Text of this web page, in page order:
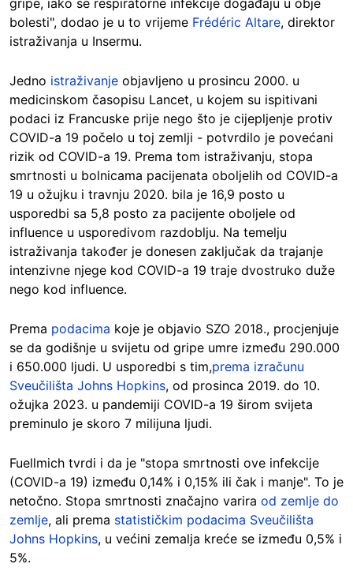
gripe, iako se respiratorne infekcije događaju u obje
bolesti", dodao je u to vrijeme Frédéric Altare, direktor
istraživanja u Insermu.
Jedno istraživanje objavljeno u prosincu 2000. u
medicinskom časopisu Lancet, u kojem su ispitivani
podaci iz Francuske prije nego što je cijepljenje protiv
COVID-a 19 počelo u toj zemlji - potvrdilo je povećani
rizik od COVID-a 19. Prema tom istraživanju, stopa
smrtnosti u bolnicama pacijenata oboljelih od COVID-a
19 u ožujku i travnju 2020. bila je 16,9 posto u
usporedbi sa 5,8 posto za pacijente oboljele od
influence u usporedivom razdoblju. Na temelju
istraživanja također je donesen zaključak da trajanje
intenzivne njege kod COVID-a 19 traje dvostruko duže
nego kod influence.
Prema podacima koje je objavio SZO 2018., procjenjuje
se da godišnje u svijetu od gripe umre između 290.000
i 650.000 ljudi. U usporedbi s tim,prema izračunu
Sveučilišta Johns Hopkins, od prosinca 2019. do 10.
ožujka 2023. u pandemiji COVID-a 19 širom svijeta
preminulo je skoro 7 milijuna ljudi.
Fuellmich tvrdi i da je "stopa smrtnosti ove infekcije
(COVID-a 19) između 0,14% i 0,15% ili čak i manje". To je
netočno. Stopa smrtnosti značajno varira od zemlje do
zemlje, ali prema statističkim podacima Sveučilišta
Johns Hopkins, u većini zemalja kreće se između 0,5% i
5%.